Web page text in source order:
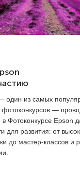
один из самых
—
в Фотокoнкурсе Epson
для развития: от
до мастер-классов и